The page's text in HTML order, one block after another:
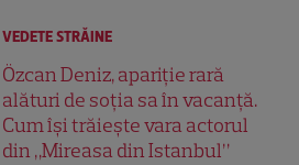
VEDETE STRĂINE
Özcan Deniz, apariție rară
alături de soția sa în vacanță.
Cum își trăiește vara actorul
din „Mireasa din Istanbul”